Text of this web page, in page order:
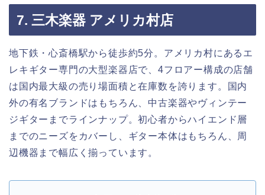
7. 三木楽器 アメリカ村店
地下鉄・心斎橋駅から徒歩約5分。アメリカ村にあるエ
レキギター専門の大型楽器店で、4フロアー構成の店舗
は国内最大級の売り場面積と在庫数を誇ります。国内
外の有名ブランドはもちろん、中古楽器やヴィンテー
ジギターまでラインナップ。初心者からハイエンド層
までのニーズをカバーし、ギター本体はもちろん、周
辺機器まで幅広く揃っています。